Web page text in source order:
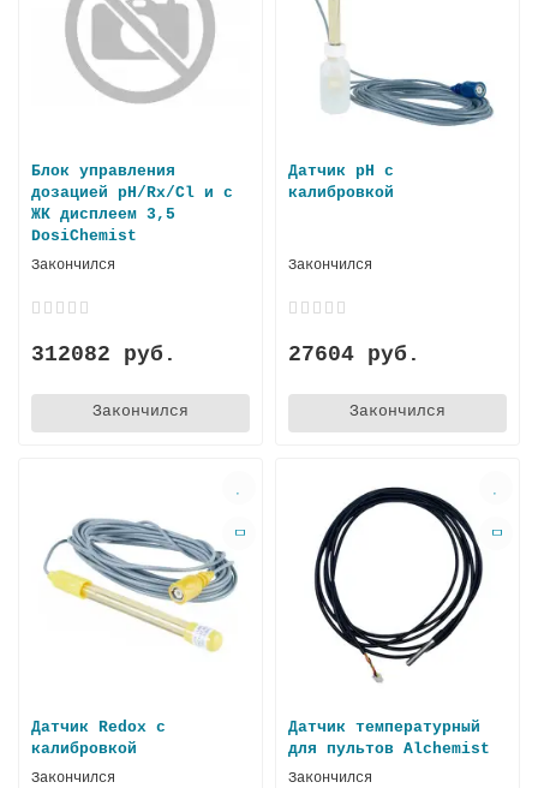
Блок управления
дозацией pH/Rx/Cl и с
ЖК дисплеем 3,5
DosiChemist
Закончился
312082 руб.
Закончился
Датчик pH с
калибровкой
Закончился
27604 руб.
Закончился
Датчик Redox с
калибровкой
Закончился
Датчик температурный
для пультов Alchemist
Закончился